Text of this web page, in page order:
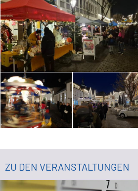
ZU DEN VERANSTALTUNGEN